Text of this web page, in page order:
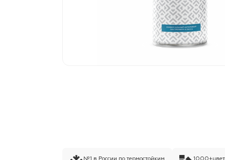
№1 в России по термостойким